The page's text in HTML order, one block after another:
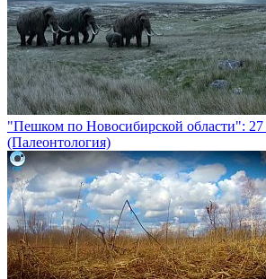
"Пешком по Новосибирской области": 27
(Палеонтология)